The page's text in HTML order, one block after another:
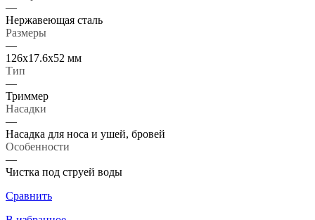
—
Нержавеющая сталь
Размеры
—
126x17.6x52 мм
Тип
—
Триммер
Насадки
—
Насадка для носа и ушей, бровей
Особенности
—
Чистка под струей воды
Сравнить